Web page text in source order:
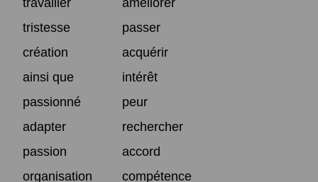
tristesse
passer
création
acquérir
ainsi que
intérêt
passionné
peur
adapter
rechercher
passion
accord
organisation
compétence